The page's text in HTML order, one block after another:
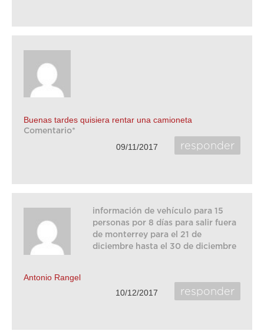
Buenas tardes quisiera rentar una camioneta
Comentario*
responder
09/11/2017
Antonio Rangel
información de vehículo para 15
personas por 8 días para salir fuera
de monterrey para el 21 de
diciembre hasta el 30 de diciembre
responder
10/12/2017